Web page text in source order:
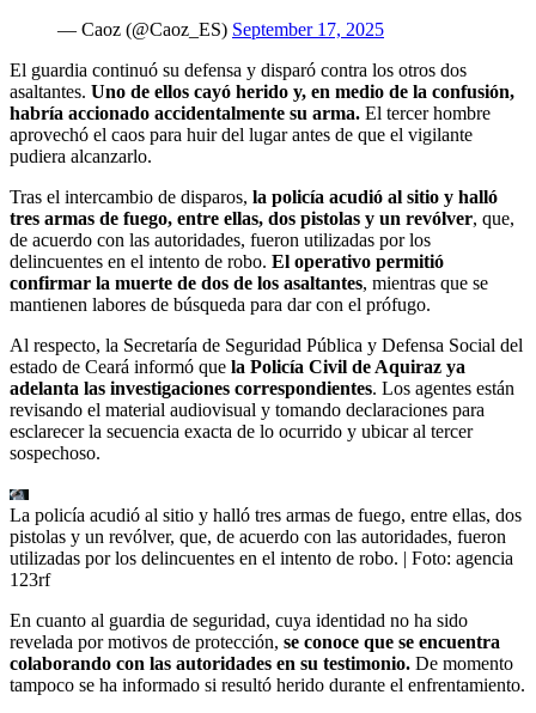
— Caoz (@Caoz_ES) September 17, 2025
El guardia continuó su defensa y disparó contra los otros dos
asaltantes. Uno de ellos cayó herido y, en medio de la confusión,
habría accionado accidentalmente su arma. El tercer hombre
aprovechó el caos para huir del lugar antes de que el vigilante
pudiera alcanzarlo.
Tras el intercambio de disparos, la policía acudió al sitio y halló
tres armas de fuego, entre ellas, dos pistolas y un revólver, que,
de acuerdo con las autoridades, fueron utilizadas por los
delincuentes en el intento de robo. El operativo permitió
confirmar la muerte de dos de los asaltantes, mientras que se
mantienen labores de búsqueda para dar con el prófugo.
Al respecto, la Secretaría de Seguridad Pública y Defensa Social del
estado de Ceará informó que la Policía Civil de Aquiraz ya
adelanta las investigaciones correspondientes. Los agentes están
revisando el material audiovisual y tomando declaraciones para
esclarecer la secuencia exacta de lo ocurrido y ubicar al tercer
sospechoso.
La policía acudió al sitio y halló tres armas de fuego, entre ellas, dos
pistolas y un revólver, que, de acuerdo con las autoridades, fueron
utilizadas por los delincuentes en el intento de robo. | Foto: agencia
123rf
En cuanto al guardia de seguridad, cuya identidad no ha sido
revelada por motivos de protección, se conoce que se encuentra
colaborando con las autoridades en su testimonio. De momento
tampoco se ha informado si resultó herido durante el enfrentamiento.